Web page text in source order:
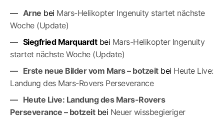
Arne bei Mars-Helikopter Ingenuity startet nächste
Woche (Update)
Siegfried Marquardtbei Mars-Helikopter Ingenuity
startet nächste Woche (Update)
Erste neue Bilder vom Mars – botzeitbei Heute Live:
Landung des Mars-Rovers Perseverance
Heute Live: Landung des Mars-Rovers
Perseverance – botzeitbei Neuer wissbegieriger